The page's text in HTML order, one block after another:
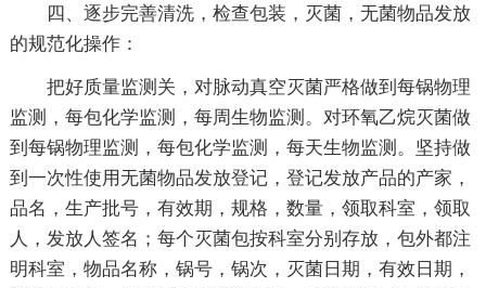
四、逐步完善清洗，检查包装，灭菌，无菌物品发放
的规范化操作：
把好质量监测关，对脉动真空灭菌严格做到每锅物理
监测，每包化学监测，每周生物监测。对环氧乙烷灭菌做
到每锅物理监测，每包化学监测，每天生物监测。坚持做
到一次性使用无菌物品发放登记，登记发放产品的产家，
品名，生产批号，有效期，规格，数量，领取科室，领取
人，发放人签名；每个灭菌包按科室分别存放，包外都注
明科室，物品名称，锅号，锅次，灭菌日期，有效日期，